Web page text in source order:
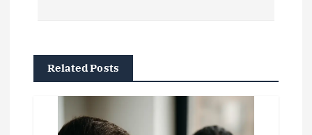
ó
Related Posts